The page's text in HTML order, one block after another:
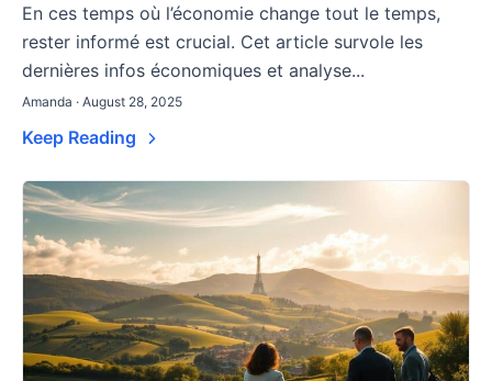
En ces temps où l’économie change tout le temps,
rester informé est crucial. Cet article survole les
dernières infos économiques et analyse...
Amanda · August 28, 2025
Keep Reading